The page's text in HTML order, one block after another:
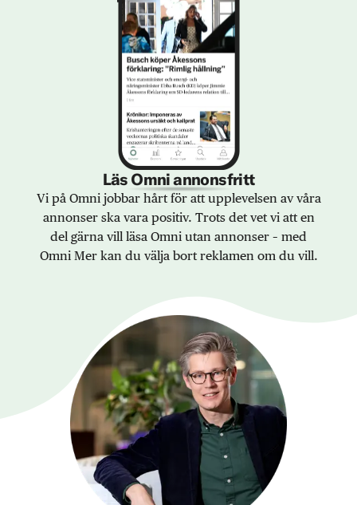
Läs Omni annonsfritt
Vi på Omni jobbar hårt för att upplevelsen av våra
annonser ska vara positiv. Trots det vet vi att en
del gärna vill läsa Omni utan annonser – med
Omni Mer kan du välja bort reklamen om du vill.